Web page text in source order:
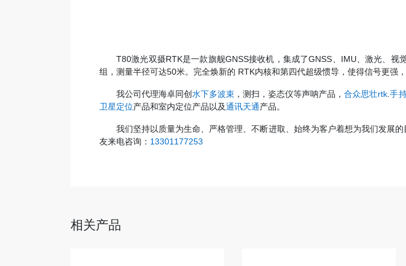
T80激光双摄RTK是一款旗舰GNSS接收机，集成了GNSS、IMU、激光、
组，测量半径可达50米。完全焕新的 RTK内核和第四代超级惯导，使得信号更强
我公司代理海卓同创水下多波束 ，测扫，姿态仪等声呐产品，合众思壮rtk .手
卫星定位产品和室内定位产品以及通讯天通产品。
我们坚持以质量为生命、严格管理、不断进取、始终为客户着想为我们发展
友来电咨询： 13301177253
相关产品